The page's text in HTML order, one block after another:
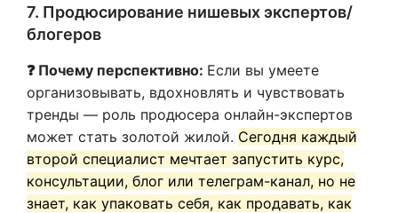
7. Продюсирование нишевых экспертов/
блогеров
❓ Почему перспективно: Если вы умеете
организовывать, вдохновлять и чувствовать
тренды — роль продюсера онлайн-экспертов
может стать золотой жилой. Сегодня каждый
второй специалист мечтает запустить курс,
консультации, блог или телеграм-канал, но не
знает, как упаковать себя, как продавать, как